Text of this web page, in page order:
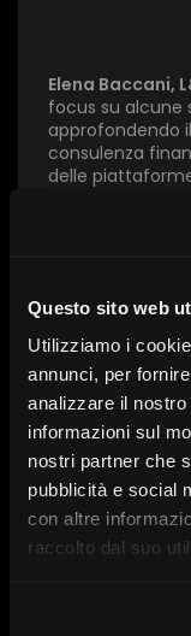
Questo sito web
Utilizziamo i
annunci, per
analizzare il
informazioni sul
nostri partner che
pubblicità e social
con altre
raccolto dal suo
Elena Baccani,
focus su alcune
approfondendo
consulenza
delle
panoramica sui
in un percorso
nel mondo degli
Con l’intervento
Carabetta,
Giancarlo Sandrin